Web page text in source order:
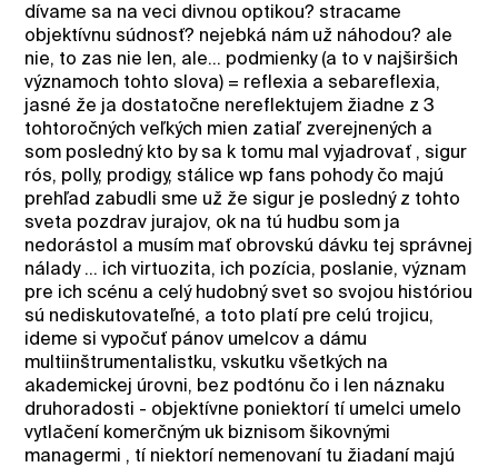
dívame sa na veci divnou optikou? stracame
objektívnu súdnosť? nejebká nám už náhodou? ale
nie, to zas nie len, ale... podmienky (a to v najširšich
významoch tohto slova) = reflexia a sebareflexia,
jasné že ja dostatočne nereflektujem žiadne z 3
tohtoročných veľkých mien zatiaľ zverejnených a
som posledný kto by sa k tomu mal vyjadrovať , sigur
rós, polly, prodigy, stálice wp fans pohody čo majú
prehľad zabudli sme už že sigur je posledný z tohto
sveta pozdrav jurajov, ok na tú hudbu som ja
nedorástol a musím mať obrovskú dávku tej správnej
nálady ... ich virtuozita, ich pozícia, poslanie, význam
pre ich scénu a celý hudobný svet so svojou históriou
sú nediskutovateľné, a toto platí pre celú trojicu,
ideme si vypočuť pánov umelcov a dámu
multiinštrumentalistku, vskutku všetkých na
akademickej úrovni, bez podtónu čo i len náznaku
druhoradosti - objektívne poniektorí tí umelci umelo
vytlačení komerčným uk biznisom šikovnými
managermi , tí niektorí nemenovaní tu žiadaní majú